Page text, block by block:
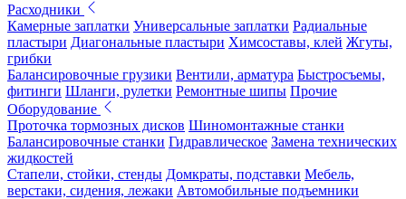
Расходники
Камерные заплатки Универсальные заплатки Радиальные
пластыри Диагональные пластыри Химсоставы, клей Жгуты,
грибки
Балансировочные грузики Вентили, арматура Быстросъемы,
фитинги Шланги, рулетки Ремонтные шипы Прочие
Оборудование
Проточка тормозных дисков Шиномонтажные станки
Балансировочные станки Гидравлическое Замена технических
жидкостей
Стапели, стойки, стенды Домкраты, подставки Мебель,
верстаки, сидения, лежаки Автомобильные подъемники